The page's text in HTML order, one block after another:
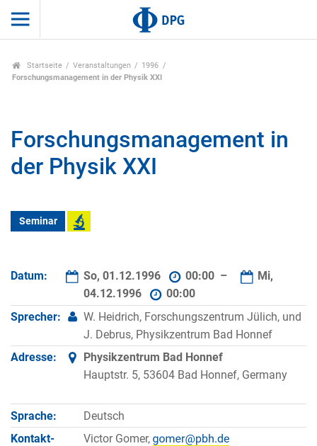
Startseite Veranstaltungen
1996
Forschungsmanagement in der Physik XXI
Forschungsmanagement in
der Physik XXI
Seminar
Datum: So, 01.12.1996 00:00 –
Mi,
04.12.1996
00:00
Sprecher:
W. Heidrich, Forschungszentrum Jülich, und
J. Debrus, Physikzentrum Bad Honnef
Adresse:
Physikzentrum Bad Honnef
Hauptstr. 5, 53604 Bad Honnef, Germany
Sprache:
Deutsch
Kontakt­
Victor Gomer,